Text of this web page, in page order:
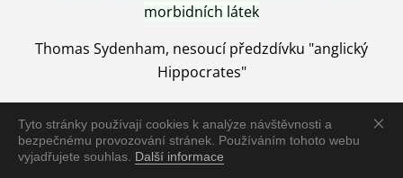
Tyto stránky používají cookies k analýze návštěvnosti a
bezpečnému provozování stránek. Používáním tohoto webu
vyjadřujete souhlas. Další informace
morbidních látek
Thomas Sydenham, nesoucí předzdívku "anglický
Hippocrates"
Nemoc je vyléčena jen pomocí Přírody, neutralizací a